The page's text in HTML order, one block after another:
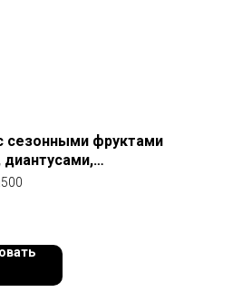
сезонными фруктами
диантусами,